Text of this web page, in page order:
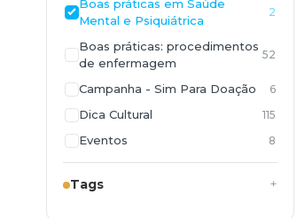
Boas práticas em Saúde
Mental e Psiquiátrica
2
Boas práticas: procedimentos
de enfermagem
52
Campanha - Sim Para Doação 6
Dica Cultural 115
Eventos 8
Giro na Saúde 23
Manual de Conformidade
Tags